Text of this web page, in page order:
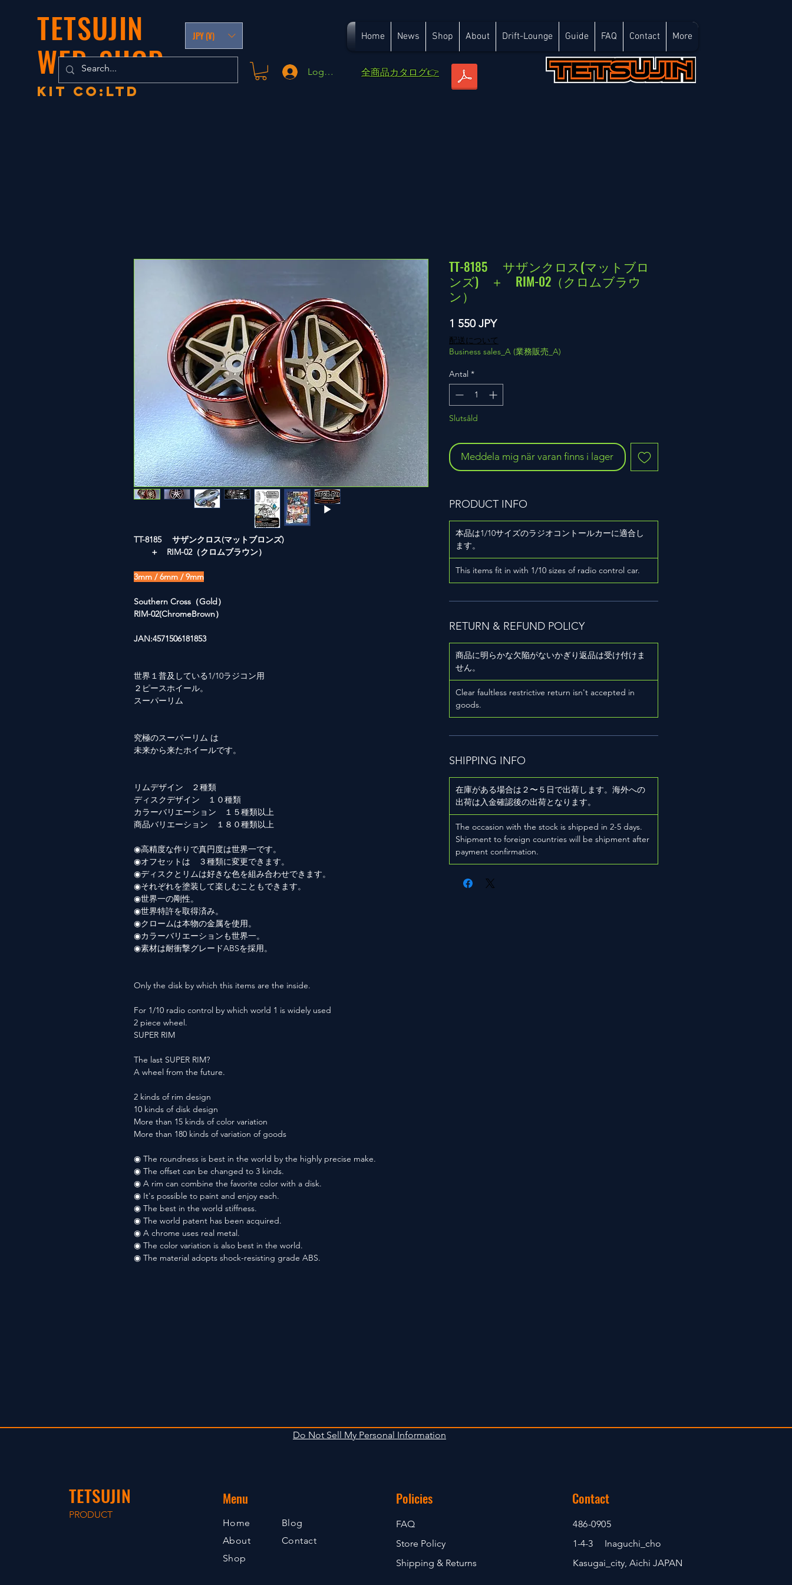
TETSUJIN
WEB-SHOP
KIT co:LTD
JPY (¥) Home News Shop About Drift-Lounge Guide FAQ Contact More
Logga in ​全商品カタログ👉
TT-8185 サザンクロス(マットブロンズ)
＋ RIM-02（クロムブラウン）
3mm / 6mm / 9mm
Southern Cross（Gold）
RIM-02(ChromeBrown）
JAN:4571506181853
世界１普及している1/10ラジコン用
２ピースホイール。
スーパーリム
究極のスーパーリム は
未来から来たホイールです。
リムデザイン ２種類
ディスクデザイン １０種類
カラーバリエーション １５種類以上
商品バリエーション １８０種類以上
◉高精度な作りで真円度は世界一です。
◉オフセットは ３種類に変更できます。
◉ディスクとリムは好きな色を組み合わせできます。
◉それぞれを塗装して楽しむこともできます。
◉世界一の剛性。
◉世界特許を取得済み。
◉クロームは本物の金属を使用。
◉カラーバリエーションも世界一。
◉素材は耐衝撃グレードABSを採用。
Only the disk by which this items are the inside.
For 1/10 radio control by which world 1 is widely used
2 piece wheel.
SUPER RIM
The last SUPER RIM?
A wheel from the future.
2 kinds of rim design
10 kinds of disk design
More than 15 kinds of color variation
More than 180 kinds of variation of goods
◉ The roundness is best in the world by the highly precise make.
◉ The offset can be changed to 3 kinds.
◉ A rim can combine the favorite color with a disk.
◉ It's possible to paint and enjoy each.
◉ The best in the world stiffness.
◉ The world patent has been acquired.
◉ A chrome uses real metal.
◉ The color variation is also best in the world.
◉ The material adopts shock-resisting grade ABS.
TT-8185 サザンクロス(マットブロ
ンズ) ＋ RIM-02（クロムブラウ
ン）
1 550 JPYPris
配送について
Business sales_A (業務販売_A)
Antal *
Slutsåld
Meddela mig när varan finns i lager
PRODUCT INFO
本品は1/10サイズのラジオコントールカーに適合し
ます。
This items fit in with 1/10 sizes of radio control car.
RETURN & REFUND POLICY
商品に明らかな欠陥がないかぎり返品は受け付けま
せん。
Clear faultless restrictive return isn't accepted in
goods.
SHIPPING INFO
在庫がある場合は２〜５日で出荷します。海外への
出荷は入金確認後の出荷となります。
The occasion with the stock is shipped in 2-5 days.
Shipment to foreign countries will be shipment after
payment confirmation.
TETSUJIN
PRODUCT
Menu
Home
About
Shop
Blog
Contact
Policies
FAQ
Store Policy
Shipping & Returns
Contact
486-0905
1-4-3 Inaguchi_cho
Kasugai_city, Aichi JAPAN
Do Not Sell My Personal Information